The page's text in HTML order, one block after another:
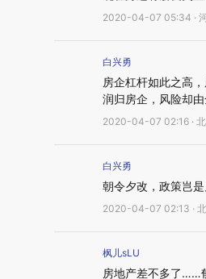
2020-04-07 05:34 ·
白兴勇
房企杠杆如此之高
润归房企，风险却
2020-04-07 02:16 ·
白兴勇
朝令夕改，政策岂
2020-04-07 02:13 ·
枫儿sLU
房地产差不多了……